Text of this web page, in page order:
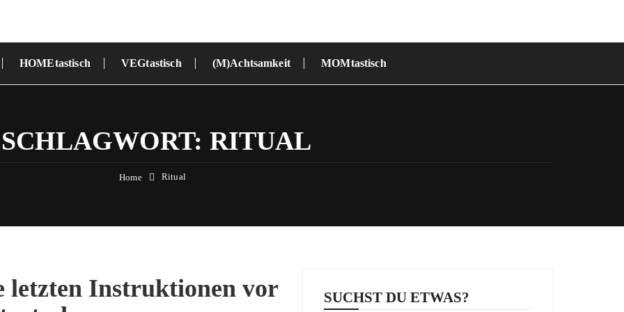
HOMEtastisch VEGtastisch (M)Achtsamkeit MOMtastisch
SCHLAGWORT: RITUAL
Home Ritual
letzten Instruktionen vor
SUCHST DU ETWAS?